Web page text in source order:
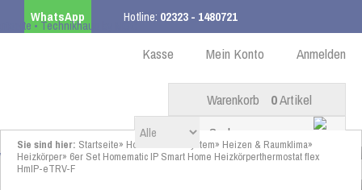
WhatsApp Hotline: 02323 - 1480721
ab 99,00 € innerhalb DE Anmelden
Mein Konto
Kasse
Warenkorb 0Artikel
Sie sind hier: Startseite» Homematic IP System» Heizen & Raumklima»
Heizkörper» 6er Set Homematic IP Smart Home Heizkörperthermostat flex
HmIP-eTRV-F